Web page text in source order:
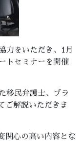
をいただき、1月
トセミナーを開催
移民弁護士、ブラ
ご解説いただきま
関心の高い内容とな